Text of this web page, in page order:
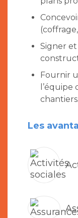
Signer
Fournir
chantiers.
Les